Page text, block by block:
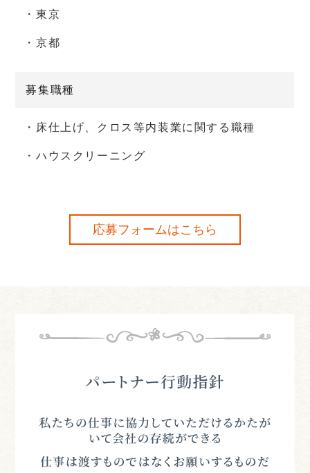
・東京
・京都
募集職種
・床仕上げ、クロス等内装業に関する職種
・ハウスクリーニング
応募フォームはこちら